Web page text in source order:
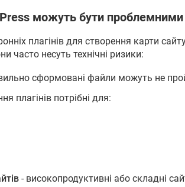
можуть бути проблемними
плагінів для створення карти
часто несуть технічні ризики:
сформовані файли можуть не
плагінів потрібні для:
- високопродуктивні або складні